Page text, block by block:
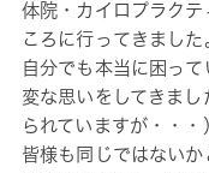
体院・カイロプラク
ころに行ってきました
自分でも本当に困っ
変な思いをしてきま
られていますが・・・
皆様も同じではない